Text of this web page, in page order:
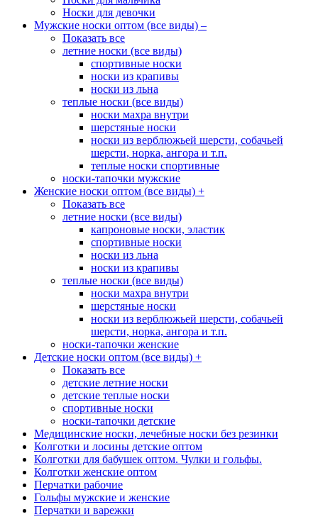
Носки для девочки
Мужские носки оптом (все виды) –
Показать все
летние носки (все виды)
спортивные носки
носки из крапивы
носки из льна
теплые носки (все виды)
носки махра внутри
шерстяные носки
носки из верблюжьей шерсти, собачьей
шерсти, норка, ангора и т.п.
теплые носки спортивные
носки-тапочки мужские
Женские носки оптом (все виды) +
Показать все
летние носки (все виды)
капроновые носки, эластик
спортивные носки
носки из льна
носки из крапивы
теплые носки (все виды)
носки махра внутри
шерстяные носки
носки из верблюжьей шерсти, собачьей
шерсти, норка, ангора и т.п.
носки-тапочки женские
Детские носки оптом (все виды) +
Показать все
детские летние носки
детские теплые носки
спортивные носки
носки-тапочки детские
Медицинские носки, лечебные носки без резинки
Колготки и лосины детские оптом
Колготки для бабушек оптом. Чулки и гольфы.
Колготки женские оптом
Перчатки рабочие
Гольфы мужские и женские
Перчатки и варежки